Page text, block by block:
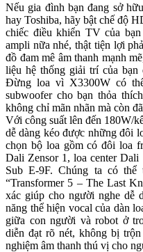
Nếu gia đình bạn đang sở
hay Toshiba, hãy bật chế độ
chiếc điều khiển TV của
ampli nữa nhé, thật tiện lợi
đồ đam mê âm thanh mạnh
liệu hệ thống giải trí của bạn
Đừng loa vì X3300W có
subwoofer cho bạn thỏa
không chỉ mãn nhãn mà còn
Với công suất lên đến 180W/
dễ dàng kéo được những đôi
chọn bộ loa gồm có đôi loa
Dali Zensor 1, loa center
Sub E-9F. Chúng ta có
“Transformer 5 – The Last
xác giúp cho người nghe dễ
năng thể hiện vocal của dàn
giữa con người và robot ở
diễn đạt rõ nét, không bị
nghiệm âm thanh thú vị cho